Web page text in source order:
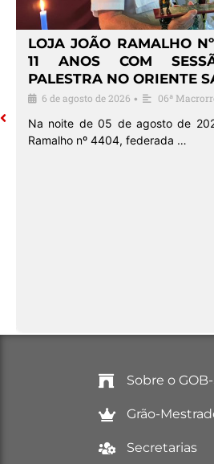
LOJA JOÃO RAMALHO
11 ANOS COM
PALESTRA NO ORIENTE
6 de agosto de 2026 • 06ª
Na noite de 05 de agosto de
Ramalho nº 4404, federada …
Sobre o
Grão-
Secretarias